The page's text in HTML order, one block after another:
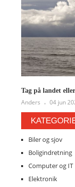
Tag på landet
Anders 04 jun
Biler og sjov
Boligindretning
Computer og IT
Elektronik